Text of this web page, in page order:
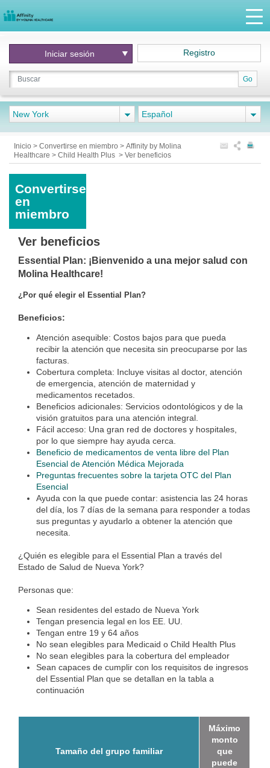
Go
Iniciar sesión Registro
New York Español
Inicio > Convertirse en miembro > Affinity by Molina
Healthcare > Child Health Plus > Ver beneficios
Convertirse
en
miembro
Ver beneficios
Essential Plan: ¡Bienvenido a una mejor salud con
Molina Healthcare!
¿Por qué elegir el Essential Plan?
Beneficios:
Atención asequible: Costos bajos para que pueda
recibir la atención que necesita sin preocuparse por las
facturas.
Cobertura completa: Incluye visitas al doctor, atención
de emergencia, atención de maternidad y
medicamentos recetados.
Beneficios adicionales: Servicios odontológicos y de la
visión gratuitos para una atención integral.
Fácil acceso: Una gran red de doctores y hospitales,
por lo que siempre hay ayuda cerca.
Beneficio de medicamentos de venta libre del Plan
Esencial de Atención Médica Mejorada
Preguntas frecuentes sobre la tarjeta OTC del Plan
Esencial
Ayuda con la que puede contar: asistencia las 24 horas
del día, los 7 días de la semana para responder a todas
sus preguntas y ayudarlo a obtener la atención que
necesita.
¿Quién es elegible para el Essential Plan a través del
Estado de Salud de Nueva York?
Personas que:
Sean residentes del estado de Nueva York
Tengan presencia legal en los EE. UU.
Tengan entre 19 y 64 años
No sean elegibles para Medicaid o Child Health Plus
No sean elegibles para la cobertura del empleador
Sean capaces de cumplir con los requisitos de ingresos
del Essential Plan que se detallan en la tabla a
continuación
Tamaño del grupo familiar
Máximo
monto
que
puede